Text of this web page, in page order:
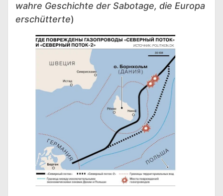
wahre Geschichte der Sabotage, die Europa
erschütterte)